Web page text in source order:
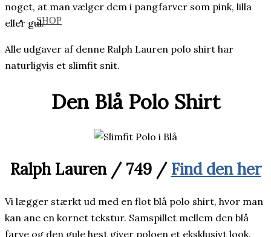
SHOP
noget, at man vælger dem i pangfarver som pink, lilla
eller gul.
Alle udgaver af denne Ralph Lauren polo shirt har
naturligvis et slimfit snit.
Den Blå Polo Shirt
Ralph Lauren / 749 / Find den her
Vi lægger stærkt ud med en flot blå polo shirt, hvor man
kan ane en kornet tekstur. Samspillet mellem den blå
farve og den gule hest giver poloen et eksklusivt look.